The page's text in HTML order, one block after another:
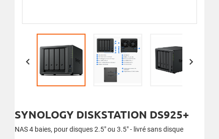
 
SYNOLOGY DISKSTATION DS925+
NAS 4 baies, pour disques 2.5" ou 3.5" - livré sans disque